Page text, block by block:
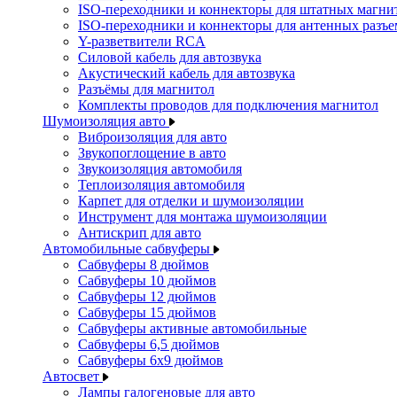
ISO-переходники и коннекторы для штатных
ISO-переходники и коннекторы для антенных
Y-разветвители RCA
Силовой кабель для автозвука
Акустический кабель для автозвука
Разъёмы для магнитол
Комплекты проводов для подключения магнитол
Шумоизоляция авто
Виброизоляция для авто
Звукопоглощение в авто
Звукоизоляция автомобиля
Теплоизоляция автомобиля
Карпет для отделки и шумоизоляции
Инструмент для монтажа шумоизоляции
Антискрип для авто
Автомобильные сабвуферы
Сабвуферы 8 дюймов
Сабвуферы 10 дюймов
Сабвуферы 12 дюймов
Сабвуферы 15 дюймов
Сабвуферы активные автомобильные
Сабвуферы 6,5 дюймов
Сабвуферы 6x9 дюймов
Автосвет
Лампы галогеновые для авто